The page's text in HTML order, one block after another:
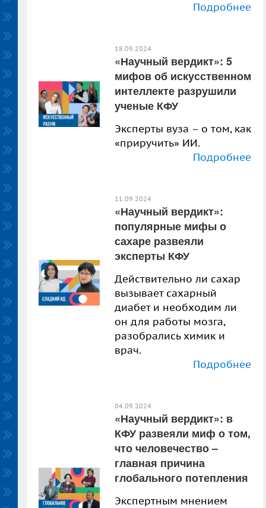
Подробнее
18.09.2024
«Научный вердикт»: 5
мифов об искусственном
интеллекте разрушили
ученые КФУ
Эксперты вуза – о том, как
«приручить» ИИ.
Подробнее
11.09.2024
«Научный вердикт»:
популярные мифы о
сахаре развеяли
эксперты КФУ
Действительно ли сахар
вызывает сахарный
диабет и необходим ли
он для работы мозга,
разобрались химик и
врач.
Подробнее
04.09.2024
«Научный вердикт»: в
КФУ развеяли миф о том,
что человечество –
главная причина
глобального потепления
Экспертным мнением